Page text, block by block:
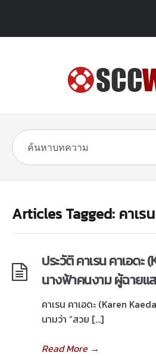
Articles Tagged: คาเร
ประวัติ คาเรน คาเอดะ
นางฟ้าคนงาม ผู้ฉายแ
คาเรน คาเอดะ (Karen
นามว่า “สวย […]
Read More→